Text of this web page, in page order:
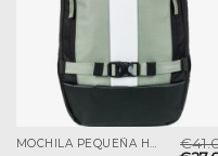
MOCHILA PEQUEÑA HOMBRE €